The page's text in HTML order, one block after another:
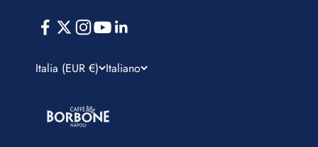
Italia (EUR €) Italiano